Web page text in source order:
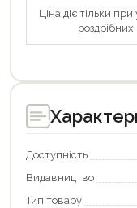
Ціна діє тільки
роздрібних
Доступність
Видавництво
Тип товару